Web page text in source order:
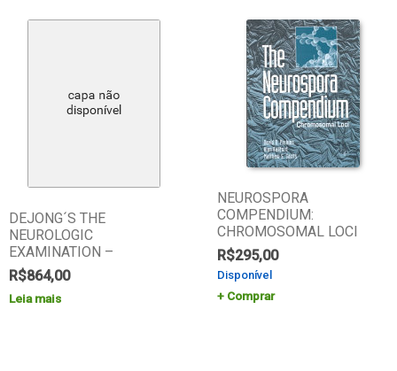
DEJONG´S THE
NEUROLOGIC
EXAMINATION –
R$864,00
Leia mais
NEUROSPORA
COMPENDIUM:
CHROMOSOMAL LOCI
R$295,00
Disponível
Comprar